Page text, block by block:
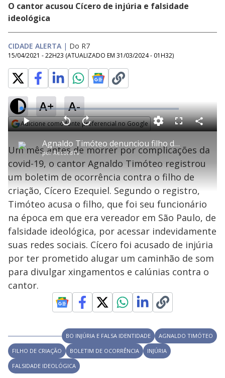
O cantor acusou Cícero de injúria e falsidade
ideológica
CIDADE ALERTA | Do R7
15/04/2021 - 22H23 (ATUALIZADO EM 31/03/2024 - 01H32)
A+ A-
Adicione como fonte preferencial no Google
P
l
a
y
V
i
d
e
Agnaldo Timóteo denunciou filho de criação à polícia antes de ser internado
porRecordTV
P V
l
t
a
r
0
e
g
n
d
s
A
n
1
s
e
u
n
d
o
s
M
u
d
o
L
o
a
d
e
:
1
.
4
3
%
F
l
s
c
e
e
n
C
o
a
r
i
l
Um mês antes de morrer por complicações da
covid-19, o cantor Agnaldo Timóteo registrou
um boletim de ocorrência contra o filho de
criação, Cícero Ezequiel. Segundo o registro,
Timóteo acusa o filho, que foi seu funcionário
na época em que era vereador em São Paulo, de
falsidade ideológica, por acessar indevidamente
suas redes sociais. Cícero foi acusado de injúria
por ter prometido alugar um caminhão de som
para divulgar xingamentos e calúnias contra o
cantor.
BO INJÚRIA E FALSA IDENTIDADE
AGNALDO TIMÓTEO
FILHO DE CRIAÇÃO
BOLETIM DE OCORRÊNCIA
INJÚRIA
FALSIDADE IDEOLÓGICA